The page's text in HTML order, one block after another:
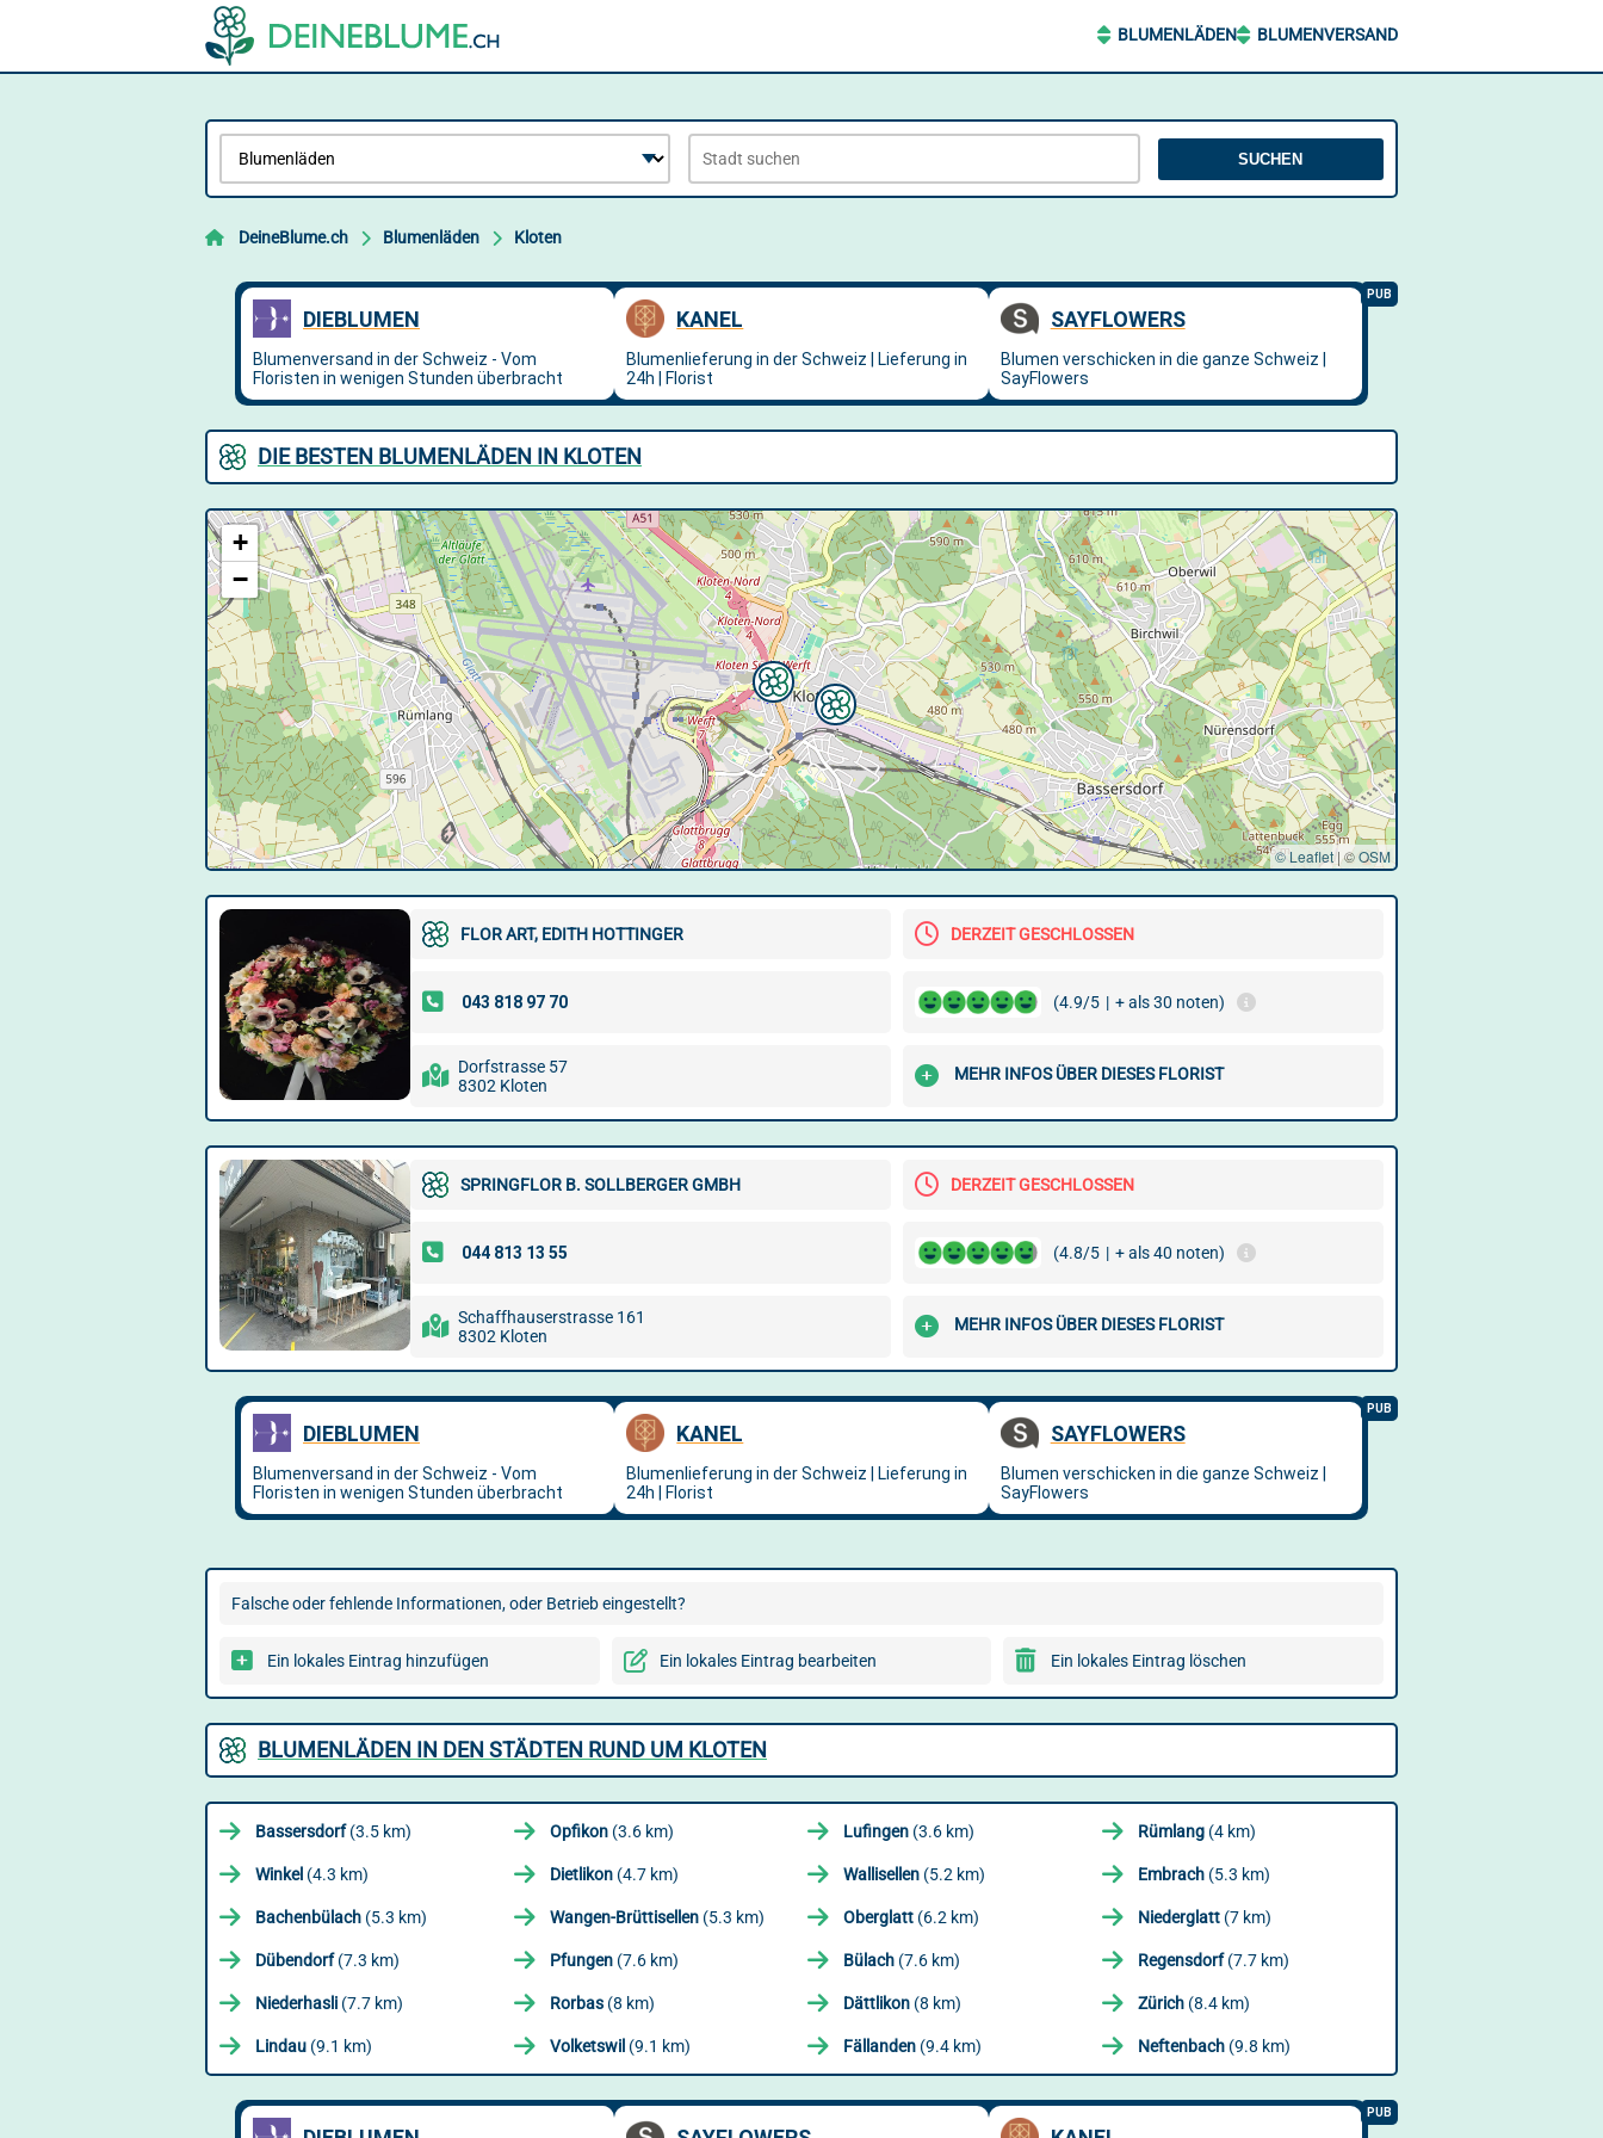
BLUMENLÄDEN BLUMENVERSAND
SUCHEN
DeineBlume.ch Blumenläden Kloten
DIE BESTEN BLUMENLÄDEN IN KLOTEN
+
−
© Leaflet |©OSM
FLOR ART, EDITH HOTTINGER DERZEIT GESCHLOSSEN
(4.9/5 | + als 30 noten)
Dorfstrasse 57
8302 Kloten
MEHR INFOS ÜBER DIESES FLORIST
SPRINGFLOR B. SOLLBERGER GMBH DERZEIT GESCHLOSSEN
(4.8/5 | + als 40 noten)
Schaffhauserstrasse 161
8302 Kloten
MEHR INFOS ÜBER DIESES FLORIST
Falsche oder fehlende Informationen, oder Betrieb eingestellt?
Ein lokales Eintrag hinzufügen Ein lokales Eintrag bearbeiten Ein lokales Eintrag löschen
BLUMENLÄDEN IN DEN STÄDTEN RUND UM KLOTEN
Bassersdorf(3.5 km) Opfikon(3.6 km) Lufingen (3.6 km) Rümlang(4 km)
Winkel (4.3 km) Dietlikon(4.7 km) Wallisellen (5.2 km) Embrach(5.3 km)
Bachenbülach (5.3 km) Wangen-Brüttisellen(5.3 km) Oberglatt (6.2 km) Niederglatt(7 km)
Dübendorf(7.3 km) Pfungen(7.6 km) Bülach (7.6 km) Regensdorf(7.7 km)
Niederhasli (7.7 km) Rorbas(8 km) Dättlikon (8 km) Zürich(8.4 km)
Lindau (9.1 km) Volketswil (9.1 km) Fällanden (9.4 km) Neftenbach(9.8 km)